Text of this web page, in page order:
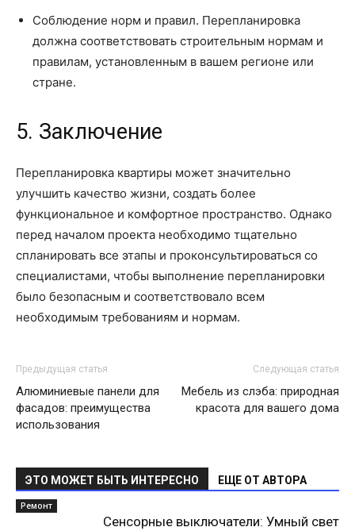
Соблюдение норм и правил. Перепланировка
должна соответствовать строительным нормам и
правилам, установленным в вашем регионе или
стране.
5. Заключение
Перепланировка квартиры может значительно
улучшить качество жизни, создать более
функциональное и комфортное пространство. Однако
перед началом проекта необходимо тщательно
спланировать все этапы и проконсультироваться со
специалистами, чтобы выполнение перепланировки
было безопасным и соответствовало всем
необходимым требованиям и нормам.
Предыдущая статья
Алюминиевые панели для
фасадов: преимущества
использования
Следующая статья
Мебель из слэба: природная
красота для вашего дома
ЭТО МОЖЕТ БЫТЬ ИНТЕРЕСНО ЕЩЕ ОТ АВТОРА
Ремонт
Сенсорные выключатели: Умный свет